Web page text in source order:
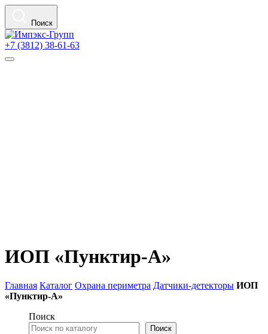
Поиск
+7 (3812) 38-61-63
ИОП «Пунктир-А»
Главная Каталог Охрана периметра Датчики-детекторы ИОП
«Пунктир-А»
Поиск
Поиск